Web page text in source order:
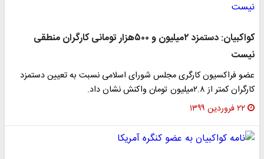
کواکبیان: دستمزد ۲میلیون و ۵۰۰هزار تومانی کارگران منطقی
نیست
عضو فراکسیون کارگری مجلس شورای اسلامی نسبت به تعیین دستمزد
کارگران کمتر از ۲.۸میلیون تومان واکنش نشان داد.
۲۲ فروردین ۱۳۹۹